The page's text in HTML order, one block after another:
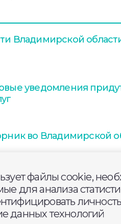
Владимирской области
уведомления
во Владимирской
файлы cookie,
для анализа
данных технологий